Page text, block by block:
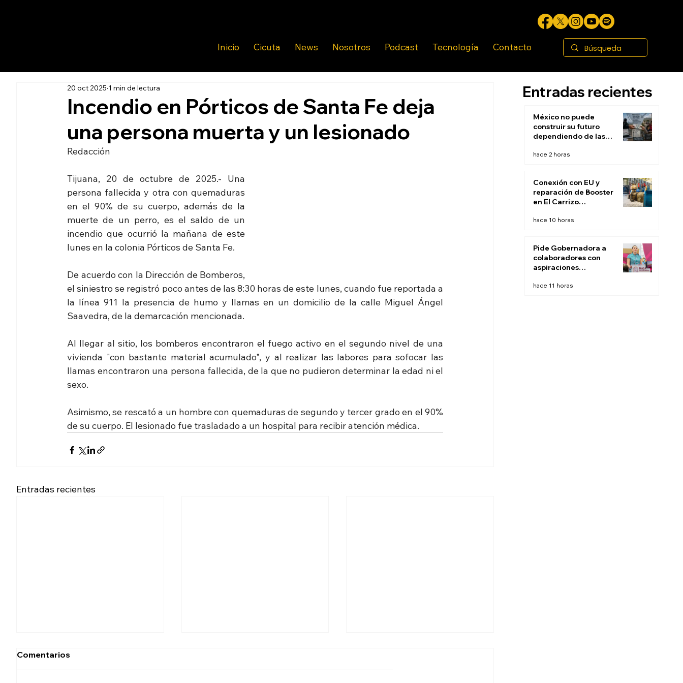
Inicio Cicuta News Nosotros Podcast Tecnología Contacto
Incendio en Pórticos de Santa Fe deja
una persona muerta y un lesionado
20 oct 2025 1 min de lectura
Redacción
Tijuana, 20 de octubre de 2025.- Una
persona fallecida y otra con quemaduras
en el 90% de su cuerpo, además de la
muerte de un perro, es el saldo de un
incendio que ocurrió la mañana de este
lunes en la colonia Pórticos de Santa Fe.
De acuerdo con la Dirección de Bomberos,
el siniestro se registró poco antes de las 8:30 horas de este lunes, cuando fue reportada a
la línea 911 la presencia de humo y llamas en un domicilio de la calle Miguel Ángel
Saavedra, de la demarcación mencionada.
Al llegar al sitio, los bomberos encontraron el fuego activo en el segundo nivel de una
vivienda "con bastante material acumulado", y al realizar las labores para sofocar las
llamas encontraron una persona fallecida, de la que no pudieron determinar la edad ni el
sexo.
Asimismo, se rescató a un hombre con quemaduras de segundo y tercer grado en el 90%
de su cuerpo. El lesionado fue trasladado a un hospital para recibir atención médica.
Entradas recientes
Comentarios
Entradas recientes
México no puede
construir su futuro
dependiendo de las
hace 2 horas
Conexión con EU y
reparación de Booster
en El Carrizo
suministro de agua
hace 10 horas
Pide Gobernadora a
colaboradores con
aspiraciones
la próxima semana
hace 11 horas